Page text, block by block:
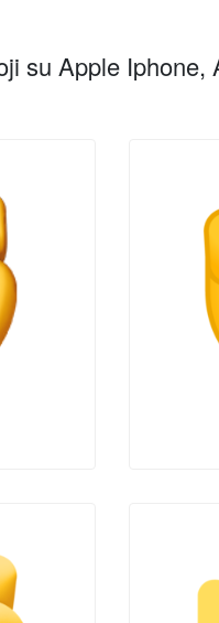
su Apple Iphone,